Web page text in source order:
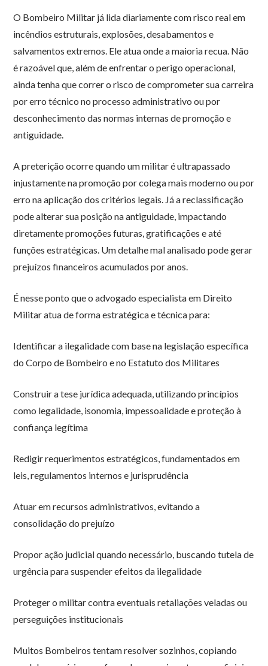
O Bombeiro Militar já lida diariamente com risco real em
incêndios estruturais, explosões, desabamentos e
salvamentos extremos. Ele atua onde a maioria recua. Não
é razoável que, além de enfrentar o perigo operacional,
ainda tenha que correr o risco de comprometer sua carreira
por erro técnico no processo administrativo ou por
desconhecimento das normas internas de promoção e
antiguidade.
A preterição ocorre quando um militar é ultrapassado
injustamente na promoção por colega mais moderno ou por
erro na aplicação dos critérios legais. Já a reclassificação
pode alterar sua posição na antiguidade, impactando
diretamente promoções futuras, gratificações e até
funções estratégicas. Um detalhe mal analisado pode gerar
prejuízos financeiros acumulados por anos.
É nesse ponto que o advogado especialista em Direito
Militar atua de forma estratégica e técnica para:
Identificar a ilegalidade com base na legislação específica
do Corpo de Bombeiro e no Estatuto dos Militares
Construir a tese jurídica adequada, utilizando princípios
como legalidade, isonomia, impessoalidade e proteção à
confiança legítima
Redigir requerimentos estratégicos, fundamentados em
leis, regulamentos internos e jurisprudência
Atuar em recursos administrativos, evitando a
consolidação do prejuízo
Propor ação judicial quando necessário, buscando tutela de
urgência para suspender efeitos da ilegalidade
Proteger o militar contra eventuais retaliações veladas ou
perseguições institucionais
Muitos Bombeiros tentam resolver sozinhos, copiando